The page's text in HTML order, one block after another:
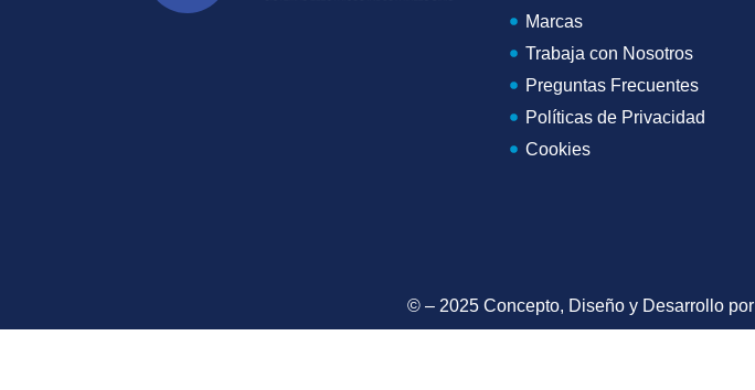
Marcas
Trabaja con Nosotros
Preguntas Frecuentes
Políticas de Privacidad
Cookies
© – 2025 Concepto, Diseño y Desarrollo por